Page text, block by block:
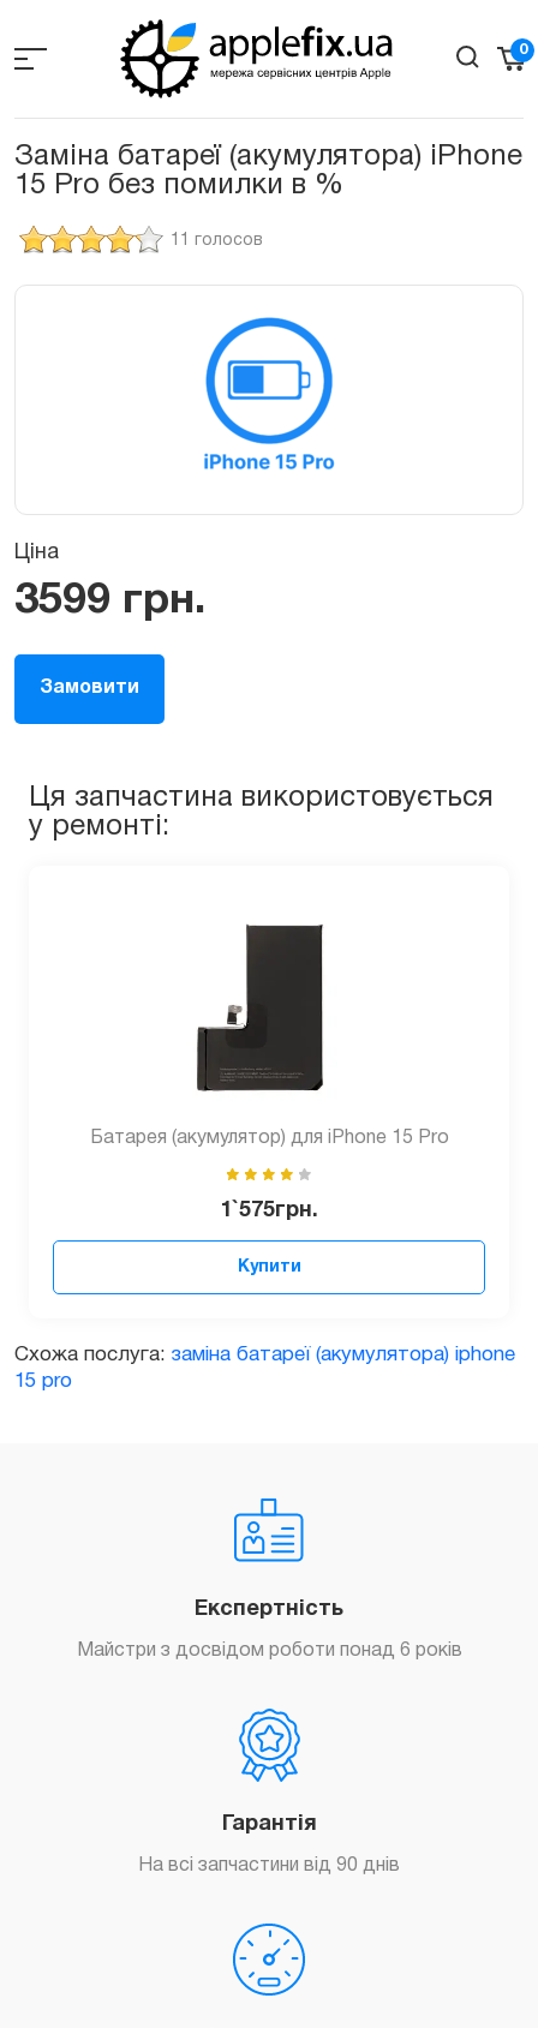
the
0
Заміна батареї (акумулятора) iPhone
15 Pro без помилки в %
11 голосов
Ціна
3599 грн.
Замовити
Ця запчастина використовується
у ремонті:
Батарея (акумулятор) для iPhone 15 Pro
1`575грн.
Купити
Схожа послуга: заміна батареї (акумулятора) iphone
15 pro
Експертність
Майстри з досвідом роботи понад 6 років
Гарантія
На всі запчастини від 90 днів